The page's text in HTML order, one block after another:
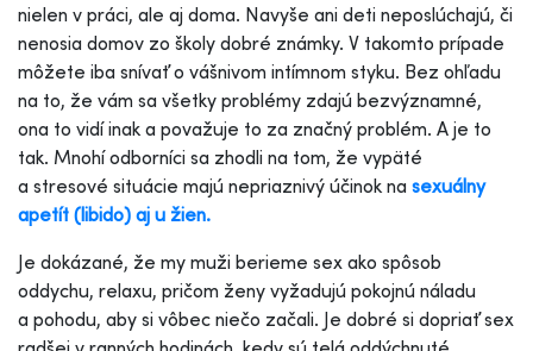
nielen v práci, ale aj doma. Navyše ani deti neposlúchajú, či
nenosia domov zo školy dobré známky. V takomto prípade
môžete iba snívať o vášnivom intímnom styku. Bez ohľadu
na to, že vám sa všetky problémy zdajú bezvýznamné,
ona to vidí inak a považuje to za značný problém. A je to
tak. Mnohí odborníci sa zhodli na tom, že vypäté
a stresové situácie majú nepriaznivý účinok na sexuálny
apetít (libido) aj u žien.
Je dokázané, že my muži berieme sex ako spôsob
oddychu, relaxu, pričom ženy vyžadujú pokojnú náladu
a pohodu, aby si vôbec niečo začali. Je dobré si dopriať sex